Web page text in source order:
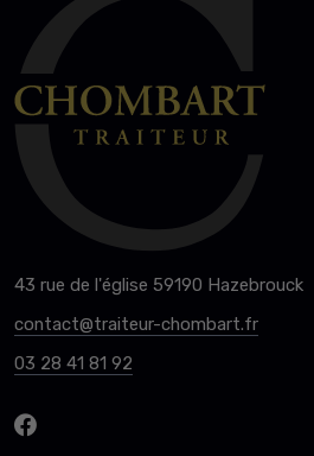
43 rue de l'église 59190 Hazebrouck
contact@traiteur-chombart.fr
03 28 41 81 92